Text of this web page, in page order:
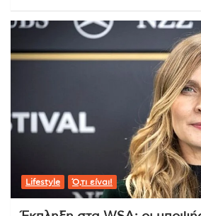
Lifestyle Ό,τι είναι!